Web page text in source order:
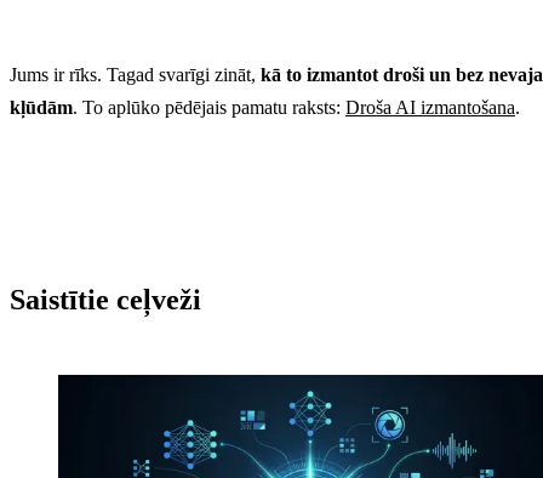
Jums ir rīks. Tagad svarīgi zināt, kā to izmantot droši un bez
kļūdām. To aplūko pēdējais pamatu raksts: Droša AI izmantošana.
Saistītie ceļveži